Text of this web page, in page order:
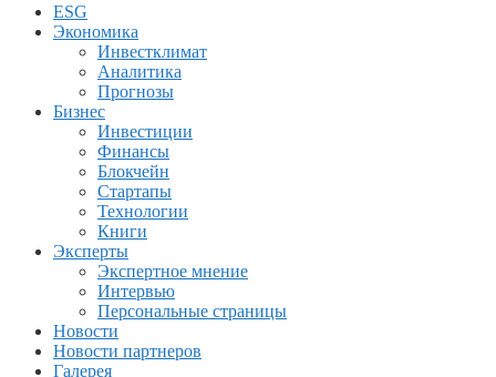
ESG
Экономика
Инвестклимат
Аналитика
Прогнозы
Бизнес
Инвестиции
Финансы
Блокчейн
Стартапы
Технологии
Книги
Эксперты
Экспертное мнение
Интервью
Персональные страницы
Новости
Новости партнеров
Галерея